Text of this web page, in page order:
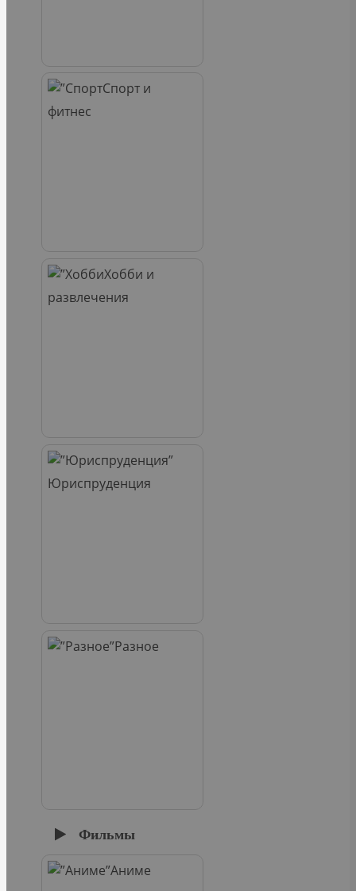
Спорт и
фитнес
Хобби и
развлечения
Юриспруденция
Разное
Фильмы
Аниме